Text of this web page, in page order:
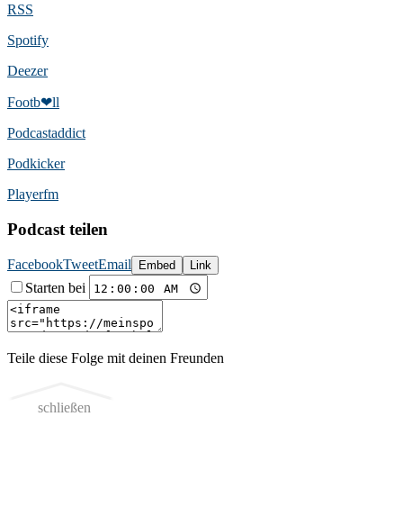
RSS
Spotify
Deezer
Footb❤ll
Podcast­addict
Podkicker
Playerfm
Podcast teilen
FacebookTweetEmail Embed Link
Starten bei
Teile diese Folge mit deinen Freunden
schließen